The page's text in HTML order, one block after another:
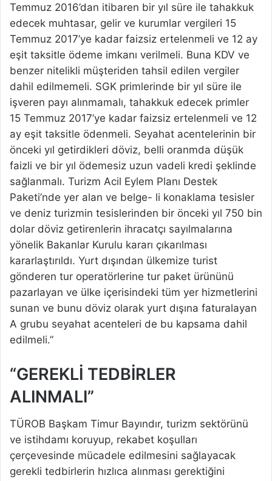
Temmuz 2016’dan itibaren bir yıl süre ile tahakkuk
edecek muhtasar, gelir ve kurumlar vergileri 15
Temmuz 2017’ye kadar faizsiz ertelenmeli ve 12 ay
eşit taksitle ödeme imkanı verilmeli. Buna KDV ve
benzer nitelikli müşteriden tahsil edilen vergiler
dahil edilmemeli. SGK primlerinde bir yıl süre ile
işveren payı alınmamalı, tahakkuk edecek primler
15 Temmuz 2017’ye kadar faizsiz ertelenmeli ve 12
ay eşit taksitle ödenmeli. Seyahat acentelerinin bir
önceki yıl getirdikleri döviz, belli oranmda düşük
faizli ve bir yıl ödemesiz uzun vadeli kredi şeklinde
sağlanmalı. Turizm Acil Eylem Planı Destek
Paketi’nde yer alan ve belge- li konaklama tesisler
ve deniz turizmin tesislerinden bir önceki yıl 750 bin
dolar döviz getirenlerin ihracatçı sayılmalarına
yönelik Bakanlar Kurulu kararı çıkarılması
kararlaştırıldı. Yurt dışından ülkemize turist
gönderen tur operatörlerine tur paket ürününü
pazarlayan ve ülke içerisindeki tüm yer hizmetlerini
sunan ve bunu döviz olarak yurt dışına faturalayan
A grubu seyahat acenteleri de bu kapsama dahil
edilmeli.”
“GEREKLİ TEDBİRLER
ALINMALI”
TÜROB Başkam Timur Bayındır, turizm sektörünü
ve istihdamı koruyup, rekabet koşulları
çerçevesinde mücadele edilmesini sağlayacak
gerekli tedbirlerin hızlıca alınması gerektiğini